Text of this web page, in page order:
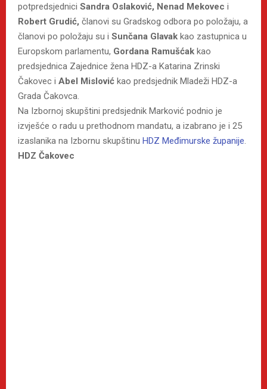
potpredsjednici Sandra Oslaković, Nenad Mekovec i
Robert Grudić, članovi su Gradskog odbora po položaju, a
članovi po položaju su i Sunčana Glavak kao zastupnica u
Europskom parlamentu, Gordana Ramušćak kao
predsjednica Zajednice žena HDZ-a Katarina Zrinski
Čakovec i Abel Mislović kao predsjednik Mladeži HDZ-a
Grada Čakovca.
Na Izbornoj skupštini predsjednik Marković podnio je
izvješće o radu u prethodnom mandatu, a izabrano je i 25
izaslanika na Izbornu skupštinu HDZ Međimurske županije.
HDZ Čakovec